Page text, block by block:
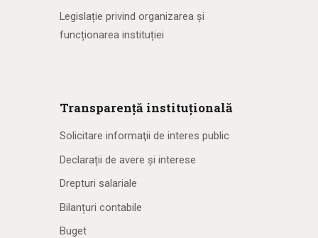
Legislație privind organizarea și
funcționarea instituției
Transparență instituțională
Solicitare informaţii de interes public
Declarații de avere și interese
Drepturi salariale
Bilanțuri contabile
Buget